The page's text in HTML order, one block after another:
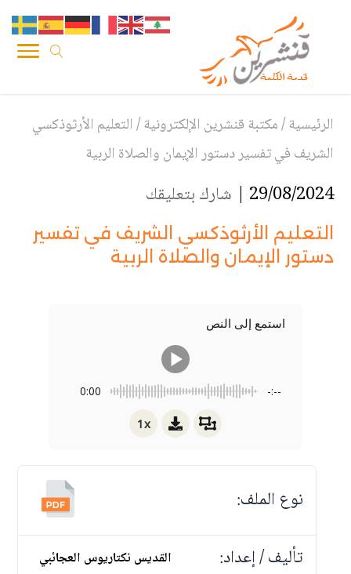
الرئيسية/مكتبة قنشرين الإلكترونية/التعليم الأرثوذكسي
الشريف في تفسير دستور الإيمان والصلاة الربية
29/08/2024 | شارك بتعليقك
التعليم الأرثوذكسي الشريف في تفسير
دستور الإيمان والصلاة الربية
استمع إلى النص
0:00 -:--
1x
نوع الملف:
تأليف / إعداد:
القديس نكتاريوس العجائبي